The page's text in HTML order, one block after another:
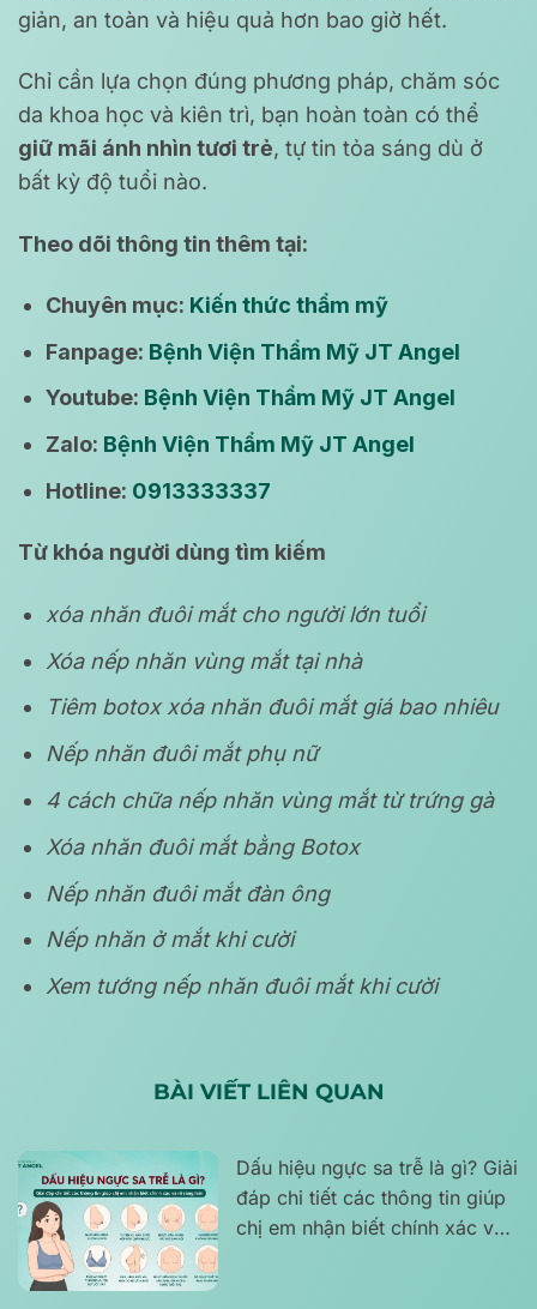
giản, an toàn và hiệu quả hơn bao giờ hết.
Chỉ cần lựa chọn đúng phương pháp, chăm sóc
da khoa học và kiên trì, bạn hoàn toàn có thể
giữ mãi ánh nhìn tươi trẻ, tự tin tỏa sáng dù ở
bất kỳ độ tuổi nào.
Theo dõi thông tin thêm tại:
Chuyên mục: Kiến thức thẩm mỹ
Fanpage: Bệnh Viện Thẩm Mỹ JT Angel
Youtube: Bệnh Viện Thẩm Mỹ JT Angel
Zalo: Bệnh Viện Thẩm Mỹ JT Angel
Hotline: 0913333337
Từ khóa người dùng tìm kiếm
xóa nhăn đuôi mắt cho người lớn tuổi
Xóa nếp nhăn vùng mắt tại nhà
Tiêm botox xóa nhăn đuôi mắt giá bao nhiêu
Nếp nhăn đuôi mắt phụ nữ
4 cách chữa nếp nhăn vùng mắt từ trứng gà
Xóa nhăn đuôi mắt bằng Botox
Nếp nhăn đuôi mắt đàn ông
Nếp nhăn ở mắt khi cười
Xem tướng nếp nhăn đuôi mắt khi cười
BÀI VIẾT LIÊN QUAN
Dấu hiệu ngực sa trễ là gì? Giải
đáp chi tiết các thông tin giúp
chị em nhận biết chính xác và